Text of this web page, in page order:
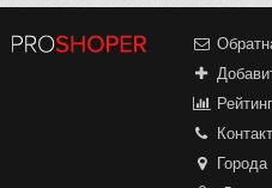
Города